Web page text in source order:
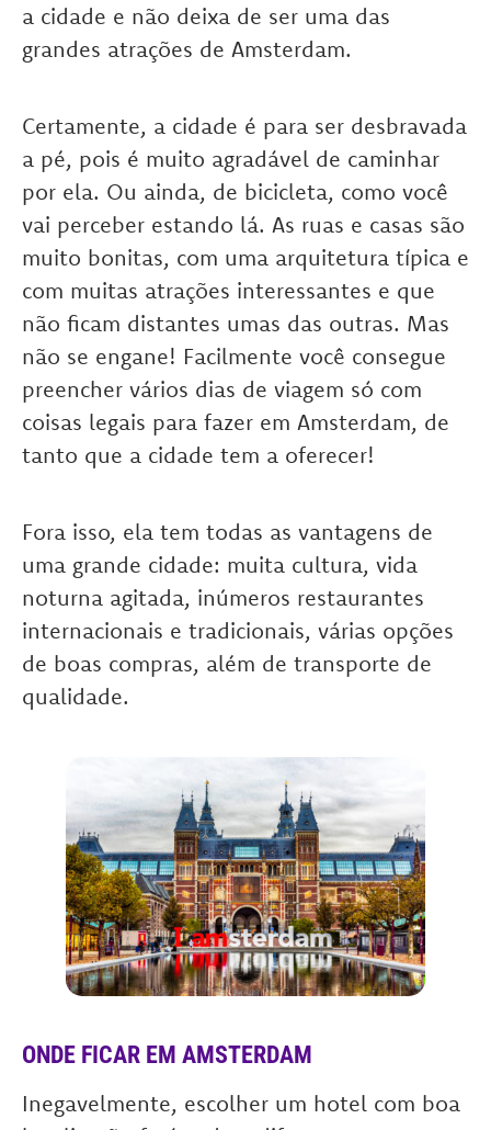
a cidade e não deixa de ser uma das
grandes atrações de Amsterdam.
Certamente, a cidade é para ser desbravada
a pé, pois é muito agradável de caminhar
por ela. Ou ainda, de bicicleta, como você
vai perceber estando lá. As ruas e casas são
muito bonitas, com uma arquitetura típica e
com muitas atrações interessantes e que
não ficam distantes umas das outras. Mas
não se engane! Facilmente você consegue
preencher vários dias de viagem só com
coisas legais para fazer em Amsterdam, de
tanto que a cidade tem a oferecer!
Fora isso, ela tem todas as vantagens de
uma grande cidade: muita cultura, vida
noturna agitada, inúmeros restaurantes
internacionais e tradicionais, várias opções
de boas compras, além de transporte de
qualidade.
ONDE FICAR EM AMSTERDAM
Inegavelmente, escolher um hotel com boa